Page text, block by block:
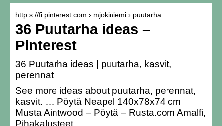
http s://fi.pinterest.com › mjokiniemi › puutarha
36 Puutarha ideas –
Pinterest
36 Puutarha ideas | puutarha, kasvit,
perennat
See more ideas about puutarha, perennat,
kasvit. … Pöytä Neapel 140x78x74 cm
Musta Aintwood – Pöytä – Rusta.com Amalfi,
Pihakalusteet,.